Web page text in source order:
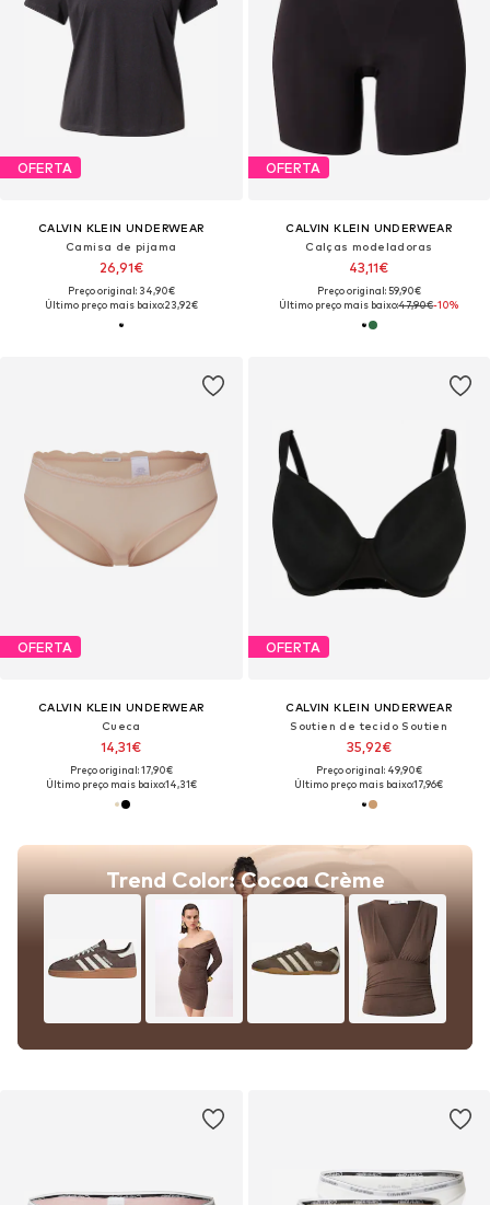
OFERTA
CALVIN KLEIN UNDERWEAR
Camisa de pijama
26,91€
Preço original: 34,90€
Último preço mais baixo:23,92€
OFERTA
CALVIN KLEIN UNDERWEAR
Calças modeladoras
43,11€
Preço original: 59,90€
Último preço mais baixo:47,90€-10%
OFERTA
CALVIN KLEIN UNDERWEAR
Cueca
14,31€
Preço original: 17,90€
Último preço mais baixo:14,31€
OFERTA
CALVIN KLEIN UNDERWEAR
Soutien de tecido Soutien
35,92€
Preço original: 49,90€
Último preço mais baixo:17,96€
Trend Color: Cocoa Crème